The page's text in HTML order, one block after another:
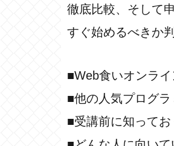
徹底比較、そして
すぐ始めるべきか
■Web食いオンラ
■他の人気プログ
■受講前に知って